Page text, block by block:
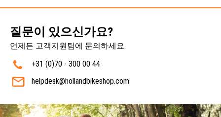
질문이 있으신가요?
언제든 고객지원팀에 문의하세요.
+31 (0)70 - 300 00 44
helpdesk@hollandbikeshop.com